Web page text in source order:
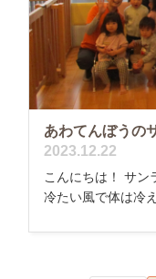
あわてんぼうの
2023.12.22
こんにちは！ サン
冷たい風で体は冷